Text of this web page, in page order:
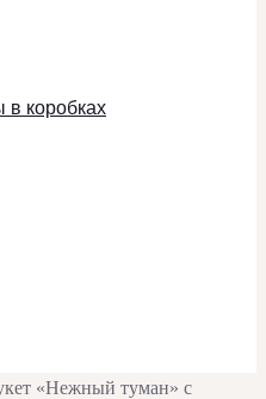
в коробках
«Нежный туман» с